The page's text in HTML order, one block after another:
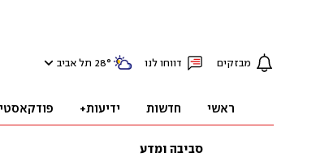
מבזקים דווחו לנו 28° תל אביב
ראשי חדשות ידיעות+
סביבה ומדע